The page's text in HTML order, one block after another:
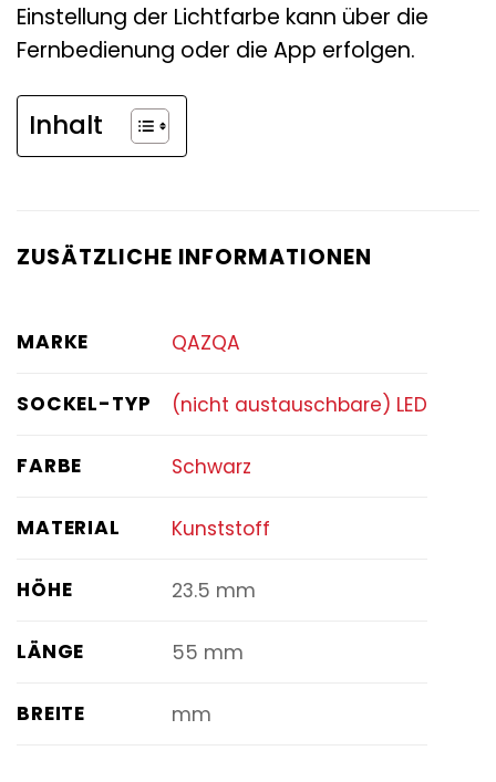
Einstellung der Lichtfarbe kann über die
Fernbedienung oder die App erfolgen.
Inhalt
ZUSÄTZLICHE INFORMATIONEN
MARKE QAZQA
SOCKEL-TYP (nicht austauschbare) LED
FARBE Schwarz
MATERIAL Kunststoff
HÖHE 23.5 mm
LÄNGE 55 mm
BREITE mm